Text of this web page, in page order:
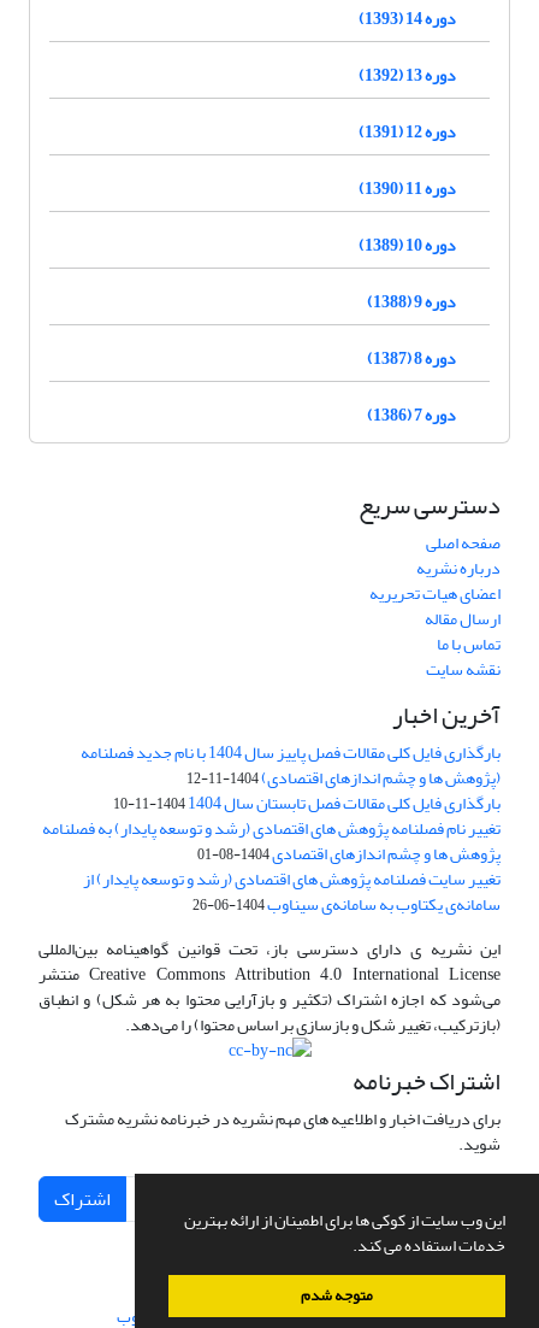
این وب سایت از کوکی ها برای اطمینان از ارائه بهترین
خدمات استفاده می کند.
متوجه شدم
دوره 14 (1393)
دوره 13 (1392)
دوره 12 (1391)
دوره 11 (1390)
دوره 10 (1389)
دوره 9 (1388)
دوره 8 (1387)
دوره 7 (1386)
دسترسی سریع
صفحه اصلی
درباره نشریه
اعضای هیات تحریریه
ارسال مقاله
تماس با ما
نقشه سایت
آخرین اخبار
بارگذاری فایل کلی مقالات فصل پاییز سال 1404 با نام جدید فصلنامه
(پژوهش ها و چشم اندازهای اقتصادی)1404-11-12
بارگذاری فایل کلی مقالات فصل تابستان سال 1404 1404-11-10
تغییر نام فصلنامه پژوهش های اقتصادی (رشد و توسعه پایدار) به فصلنامه
پژوهش ها و چشم اندازهای اقتصادی1404-08-01
تغییر سایت فصلنامه پژوهش های اقتصادی (رشد و توسعه پایدار) از
سامانه‌ی یکتاوب به سامانه‌ی سیناوب1404-06-26
این نشریه ی دارای دسترسی باز، تحت قوانین گواهینامه بین‌المللی
Creative Commons Attribution 4.0 International License منتشر
می‌شود که اجازه اشتراک (تکثیر و بازآرایی محتوا به هر شکل) و انطباق
(بازترکیب، تغییر شکل و بازسازی بر اساس محتوا) را می‌دهد.
اشتراک خبرنامه
برای دریافت اخبار و اطلاعیه های مهم نشریه در خبرنامه نشریه مشترک
شوید.
اشتراک
سامانه مدیریت نشریات علمی.طراحی و پیاده سازی از سیناوب